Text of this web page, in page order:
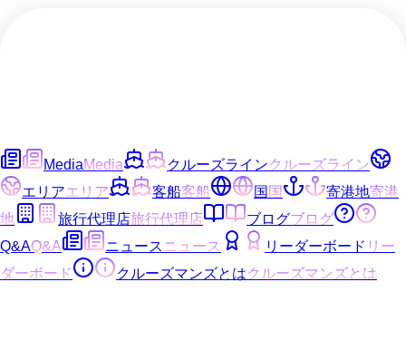
MediaMedia クルーズラインクルーズライン
エリアエリア 客船客船 国国 寄港地寄港
地
旅行代理店旅行代理店 ブログブログ
Q&AQ&A ニュース ニュース リーダーボード リー
ダーボード
クルーズマンズとはクルーズマンズとは